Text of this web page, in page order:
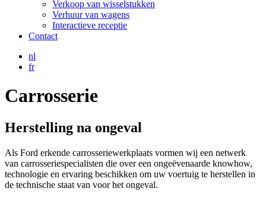
Verkoop van wisselstukken
Verhuur van wagens
Interactieve receptie
Contact
nl
fr
Carrosserie
Herstelling na ongeval
Als Ford erkende carrosseriewerkplaats vormen wij een netwerk
van carrosseriespecialisten die over een ongeëvenaarde knowhow,
technologie en ervaring beschikken om uw voertuig te herstellen in
de technische staat van voor het ongeval.